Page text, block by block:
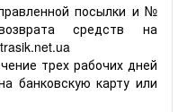
посылки и №
средств на
трех рабочих дней
банковскую карту или